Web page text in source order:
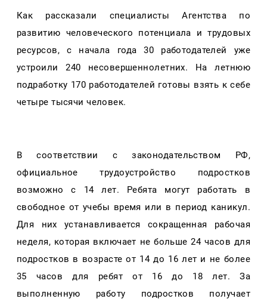
Как рассказали специалисты Агентства по
развитию человеческого потенциала и трудовых
ресурсов, с начала года 30 работодателей уже
устроили 240 несовершеннолетних. На летнюю
подработку 170 работодателей готовы взять к себе
четыре тысячи человек.
В соответствии с законодательством РФ,
официальное трудоустройство подростков
возможно с 14 лет. Ребята могут работать в
свободное от учебы время или в период каникул.
Для них устанавливается сокращенная рабочая
неделя, которая включает не больше 24 часов для
подростков в возрасте от 14 до 16 лет и не более
35 часов для ребят от 16 до 18 лет. За
выполненную работу подростков получает